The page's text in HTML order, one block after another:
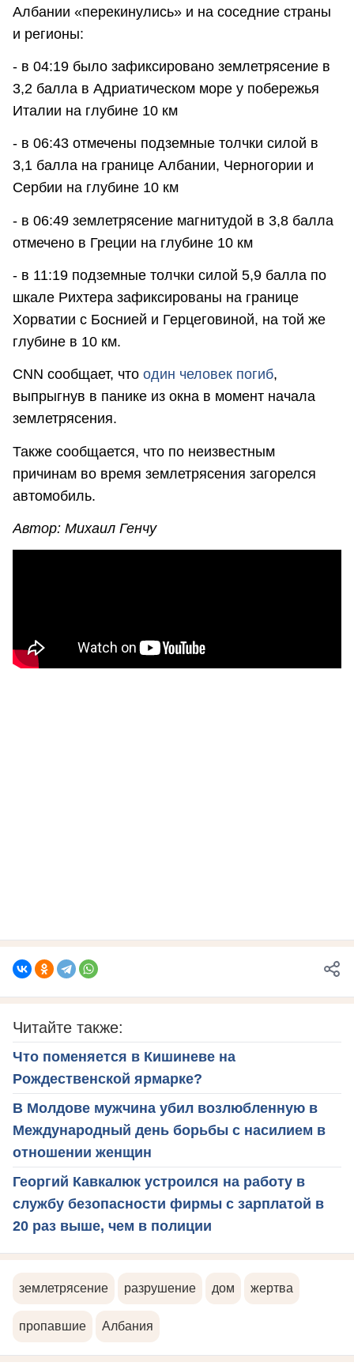
Албании «перекинулись» и на соседние страны
и регионы:
- в 04:19 было зафиксировано землетрясение в
3,2 балла в Адриатическом море у побережья
Италии на глубине 10 км
- в 06:43 отмечены подземные толчки силой в
3,1 балла на границе Албании, Черногории и
Сербии на глубине 10 км
- в 06:49 землетрясение магнитудой в 3,8 балла
отмечено в Греции на глубине 10 км
- в 11:19 подземные толчки силой 5,9 балла по
шкале Рихтера зафиксированы на границе
Хорватии с Боснией и Герцеговиной, на той же
глубине в 10 км.
CNN сообщает, что один человек погиб,
выпрыгнув в панике из окна в момент начала
землетрясения.
Также сообщается, что по неизвестным
причинам во время землетрясения загорелся
автомобиль.
Автор: Михаил Генчу
Читайте также:
Что поменяется в Кишиневе на
Рождественской ярмарке?
В Молдове мужчина убил возлюбленную в
Международный день борьбы с насилием в
отношении женщин
Георгий Кавкалюк устроился на работу в
службу безопасности фирмы с зарплатой в
20 раз выше, чем в полиции
землетрясение разрушение дом жертва
пропавшие Албания